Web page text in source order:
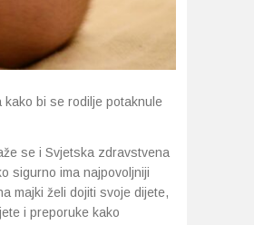
bi se rodilje potaknule
se i Svjetska zdravstvena
sigurno ima najpovoljniji
majki želi dojiti svoje dijete,
i preporuke kako